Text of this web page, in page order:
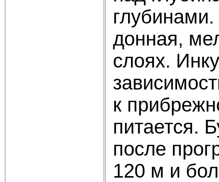
донная,
слоях.
к
питается.
после
120 м и